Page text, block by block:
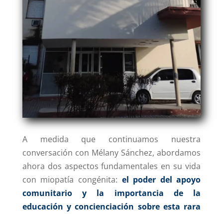
A medida que continuamos nuestra
conversación con Mélany Sánchez, abordamos
ahora dos aspectos fundamentales en su vida
con miopatía congénita: el poder del apoyo
comunitario y la importancia de la
educación y concienciación sobre esta rara